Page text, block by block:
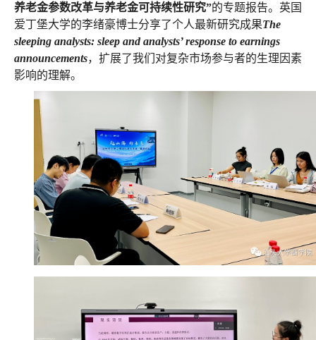
养老金参数改革与养老金可持续性研究”的专题报告。英国
爱丁堡大学的李绪豪博士分享了个人最新研究成果The
sleeping analysts: sleep and analysts’ response to earnings
announcements，扩展了我们对复杂市场参与者的生理因素
影响的理解。